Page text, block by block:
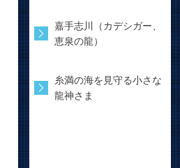
嘉手志川（カデシガー、
恵泉の龍）
糸満の海を見守る小さな
龍神さま